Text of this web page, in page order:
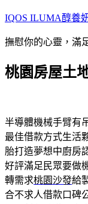
跳
主
內
IQOS ILUMA醇養
撫慰你的心靈，滿
桃園房屋土
半導體機械手臂有
最佳借款方式生活
胎打造夢想中廚房
好評滿足民眾要做
轉需求桃園沙發給
合不求人借款口碑